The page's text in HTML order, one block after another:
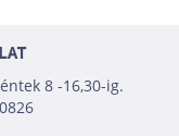
8 -16,30-ig.